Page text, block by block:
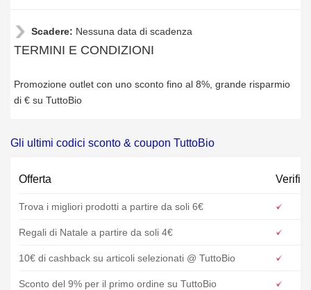
Scadere: Nessuna data di scadenza
TERMINI E CONDIZIONI
Promozione outlet con uno sconto fino al 8%, grande risparmio
di € su TuttoBio
Gli ultimi codici sconto & coupon TuttoBio
Offerta
Trova i migliori prodotti a partire da soli 6€
Regali di Natale a partire da soli 4€
10€ di cashback su articoli selezionati @ TuttoBio
Sconto del 9% per il primo ordine su TuttoBio